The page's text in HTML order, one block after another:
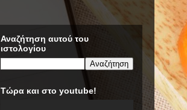
Αναζήτηση αυτού του
ιστολογίου
Τώρα και στο youtube!